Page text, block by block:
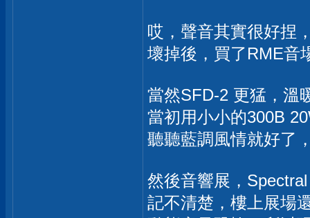
哎，聲音其實很好捏
壞掉後，買了RME音
當然SFD-2 更猛，溫
當初用小小的300B
聽聽藍調風情就好了
然後音響展，
記不清楚，樓上展場